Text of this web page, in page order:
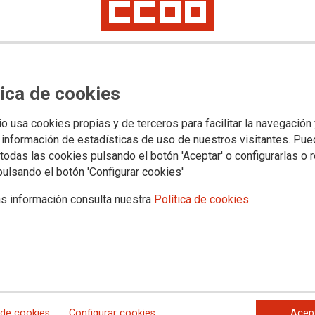
de cookies
usa cookies propias y de terceros para facilitar la navegación
de estadísticas de uso de nuestros visitantes.
las cookies pulsando el botón 'Aceptar' o configurarlas o
el botón 'Configurar cookies'
información consulta nuestra Política de cookies
una alineación (convergencia) gratuita.
una alineación al 50% o mano de obra gratis